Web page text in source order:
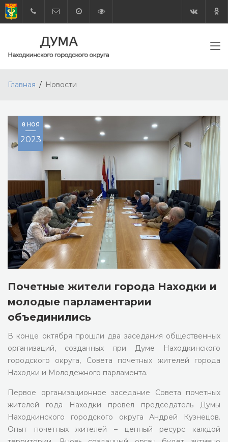
Главная Новости
Почетные жители города Находки и
молодые парламентарии
объединились
В конце октября прошли два заседания общественных
организаций, созданных при Думе Находкинского
городского округа, Совета почетных жителей города
Находки и Молодежного парламента.
Первое организационное заседание Совета почетных
жителей года Находки провел председатель Думы
Находкинского городского округа Андрей Кузнецов.
Опыт почетных жителей – ценный ресурс каждой
8 НОЯ
2023